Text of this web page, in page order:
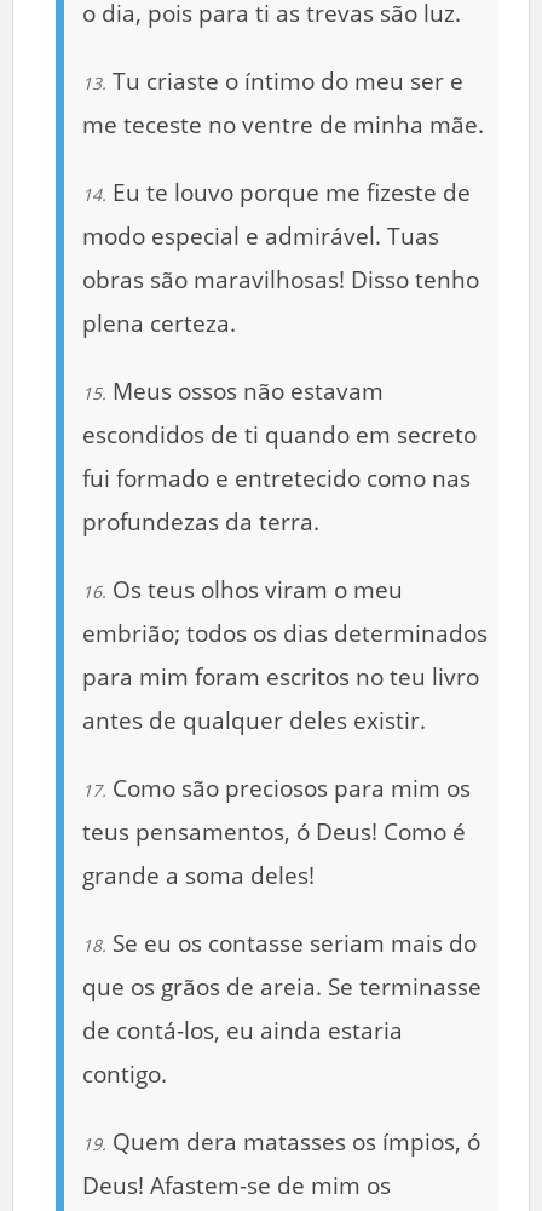
o dia, pois para ti as trevas são luz.
13. Tu criaste o íntimo do meu ser e
me teceste no ventre de minha mãe.
14. Eu te louvo porque me fizeste de
modo especial e admirável. Tuas
obras são maravilhosas! Disso tenho
plena certeza.
15. Meus ossos não estavam
escondidos de ti quando em secreto
fui formado e entretecido como nas
profundezas da terra.
16. Os teus olhos viram o meu
embrião; todos os dias determinados
para mim foram escritos no teu livro
antes de qualquer deles existir.
17. Como são preciosos para mim os
teus pensamentos, ó Deus! Como é
grande a soma deles!
18. Se eu os contasse seriam mais do
que os grãos de areia. Se terminasse
de contá-los, eu ainda estaria
contigo.
19. Quem dera matasses os ímpios, ó
Deus! Afastem-se de mim os